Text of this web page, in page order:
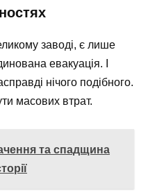
заводі, є лише
евакуація. І
нічого подібного.
масових втрат.
та спадщина